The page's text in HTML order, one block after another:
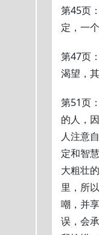
第45页
定，一
第47页
渴望，
第51页
的人，
人注意
定和智
大粗壮
里，所
嘲，并
误，会